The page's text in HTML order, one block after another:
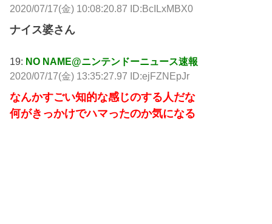
2020/07/17(金) 10:08:20.87 ID:BcILxMBX0
ナイス婆さん
19: NO NAME@ニンテンドーニュース速報
2020/07/17(金) 13:35:27.97 ID:ejFZNEpJr
なんかすごい知的な感じのする人だな
何がきっかけでハマったのか気になる